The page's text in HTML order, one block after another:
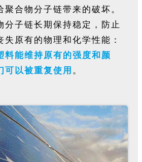
聚合物分子链带来的破坏。
分子链长期保持稳定，防止
原有的物理和化学性能：
料能维持原有的强度和颜
可以被重复使用 。